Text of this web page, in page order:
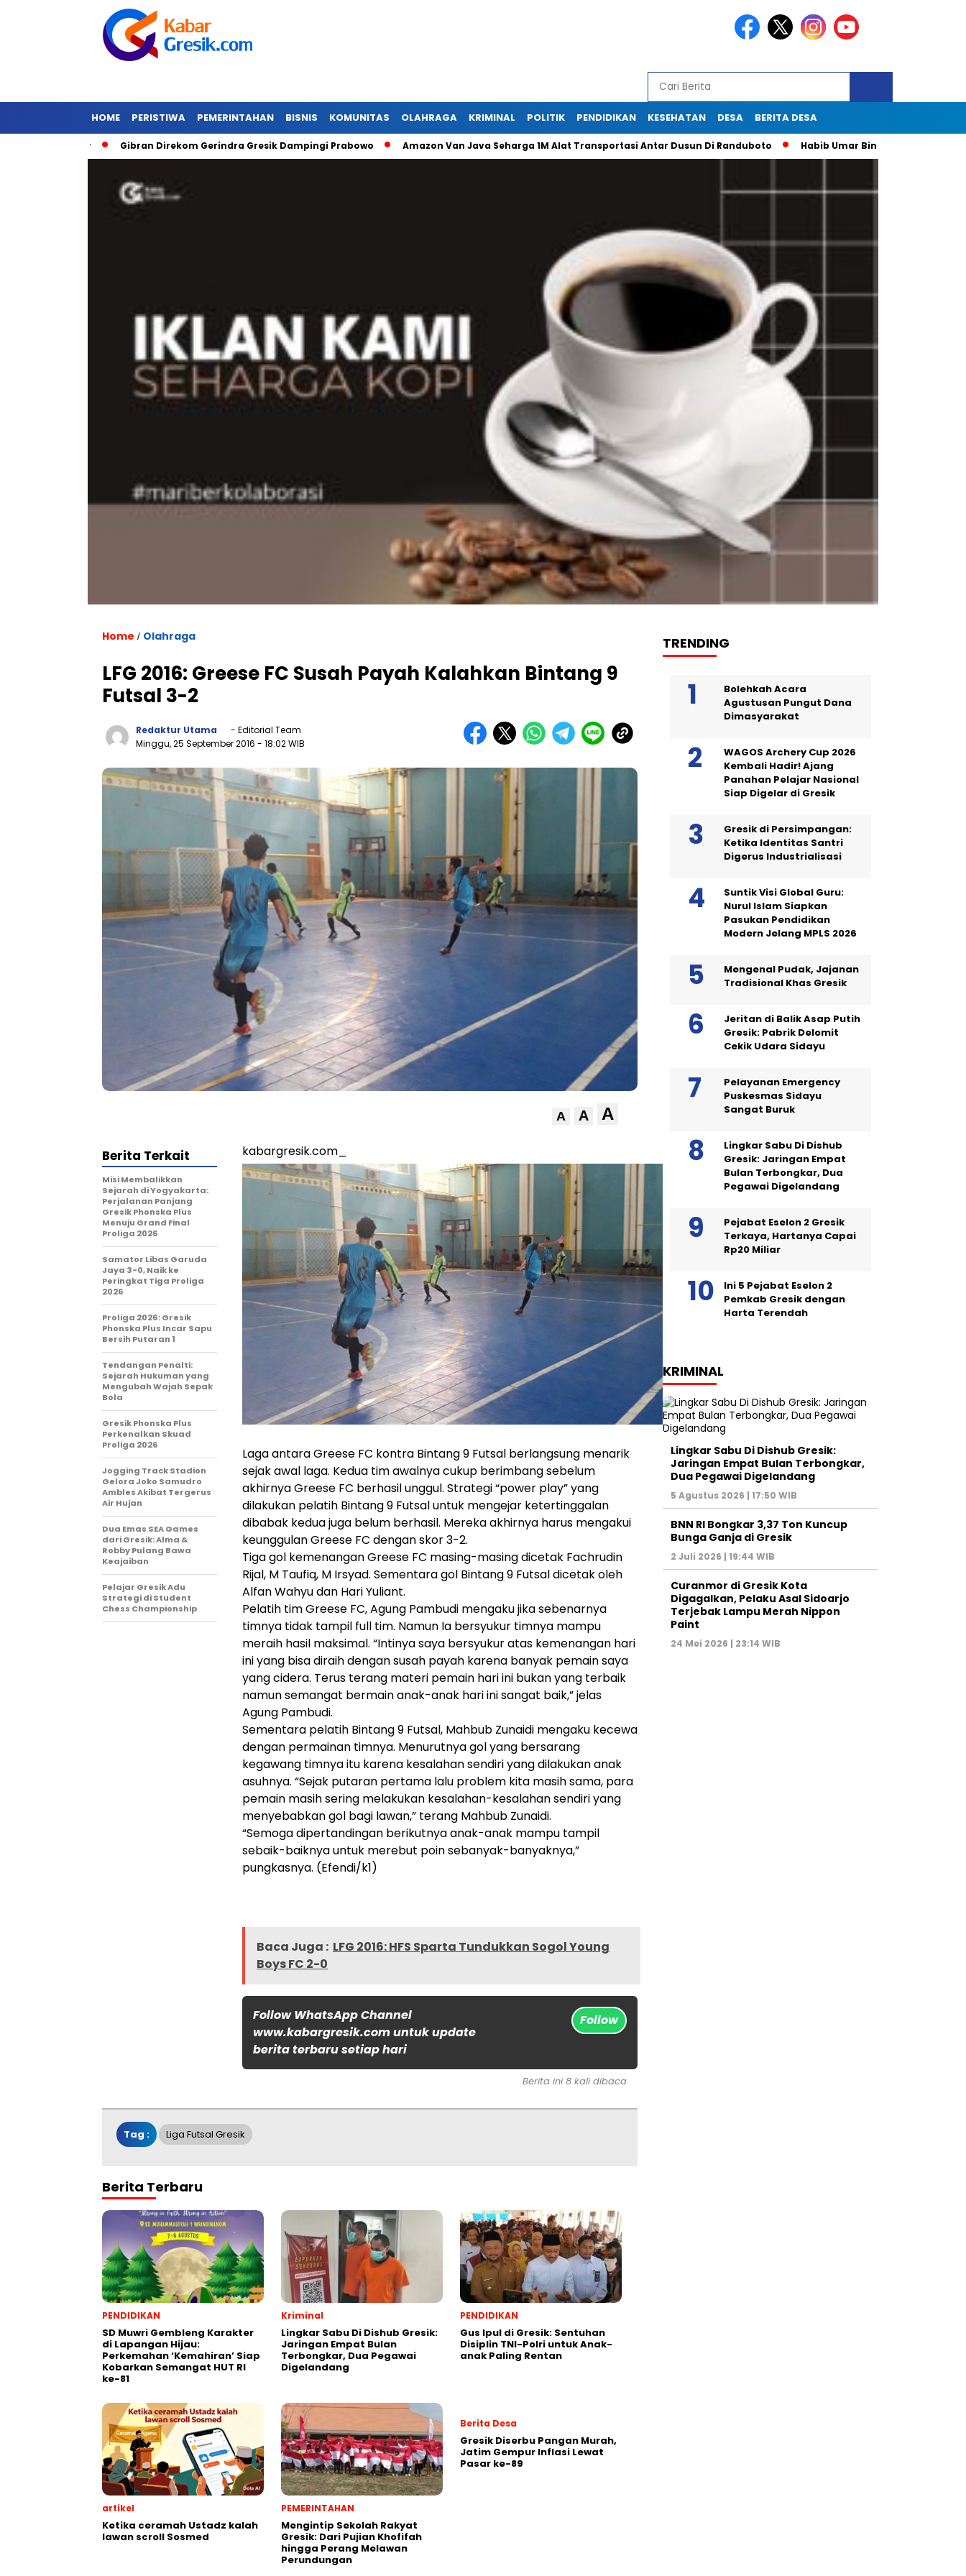
HOME PERISTIWA PEMERINTAHAN BISNIS KOMUNITAS OLAHRAGA KRIMINAL POLITIK PENDIDIKAN KESEHATAN DESA BERITA DESA
Gibran Direkom Gerindra Gresik Dampingi Prabowo Amazon Van Java Seharga 1M Alat Transportasi Antar Dusun Di Randuboto Habib Umar Bin Hafidz Ingatkan Warga
Home / Olahraga
LFG 2016: Greese FC Susah Payah Kalahkan Bintang 9
Futsal 3-2
Redaktur Utama
- Editorial Team
Minggu, 25 September 2016 - 18:02 WIB
A A A
kabargresik.com_
Laga antara Greese FC kontra Bintang 9 Futsal berlangsung menarik
sejak awal laga. Kedua tim awalnya cukup berimbang sebelum
akhirnya Greese FC berhasil unggul. Strategi “power play” yang
dilakukan pelatih Bintang 9 Futsal untuk mengejar ketertinggalan
dibabak kedua juga belum berhasil. Mereka akhirnya harus mengakui
keunggulan Greese FC dengan skor 3-2.
Tiga gol kemenangan Greese FC masing-masing dicetak Fachrudin
Rijal, M Taufiq, M Irsyad. Sementara gol Bintang 9 Futsal dicetak oleh
Alfan Wahyu dan Hari Yuliant.
Pelatih tim Greese FC, Agung Pambudi mengaku jika sebenarnya
timnya tidak tampil full tim. Namun Ia bersyukur timnya mampu
meraih hasil maksimal. “Intinya saya bersyukur atas kemenangan hari
ini yang bisa diraih dengan susah payah karena banyak pemain saya
yang cidera. Terus terang materi pemain hari ini bukan yang terbaik
namun semangat bermain anak-anak hari ini sangat baik,” jelas
Agung Pambudi.
Sementara pelatih Bintang 9 Futsal, Mahbub Zunaidi mengaku kecewa
dengan permainan timnya. Menurutnya gol yang bersarang
kegawang timnya itu karena kesalahan sendiri yang dilakukan anak
asuhnya. “Sejak putaran pertama lalu problem kita masih sama, para
pemain masih sering melakukan kesalahan-kesalahan sendiri yang
menyebabkan gol bagi lawan,” terang Mahbub Zunaidi.
“Semoga dipertandingan berikutnya anak-anak mampu tampil
sebaik-baiknya untuk merebut poin sebanyak-banyaknya,”
pungkasnya. (Efendi/k1)
Baca Juga : LFG 2016: HFS Sparta Tundukkan Sogol Young
Boys FC 2-0
Follow WhatsApp Channel
www.kabargresik.com untuk update
berita terbaru setiap hari
Follow
Berita Terkait
Misi Membalikkan
Sejarah di Yogyakarta:
Perjalanan Panjang
Gresik Phonska Plus
Menuju Grand Final
Proliga 2026
Samator Libas Garuda
Jaya 3-0, Naik ke
Peringkat Tiga Proliga
2026
Proliga 2026: Gresik
Phonska Plus Incar Sapu
Bersih Putaran 1
Tendangan Penalti:
Sejarah Hukuman yang
Mengubah Wajah Sepak
Bola
Gresik Phonska Plus
Perkenalkan Skuad
Proliga 2026
Jogging Track Stadion
Gelora Joko Samudro
Ambles Akibat Tergerus
Air Hujan
Dua Emas SEA Games
dari Gresik: Alma &
Robby Pulang Bawa
Keajaiban
Pelajar Gresik Adu
Strategi di Student
Chess Championship
Berita ini 8 kali dibaca
Tag : Liga Futsal Gresik
Berita Terbaru
PENDIDIKAN
SD Muwri Gembleng Karakter
di Lapangan Hijau:
Perkemahan ‘Kemahiran’ Siap
Kobarkan Semangat HUT RI
ke-81
Kriminal
Lingkar Sabu Di Dishub Gresik:
Jaringan Empat Bulan
Terbongkar, Dua Pegawai
Digelandang
PENDIDIKAN
Gus Ipul di Gresik: Sentuhan
Disiplin TNI-Polri untuk Anak-
anak Paling Rentan
artikel
Ketika ceramah Ustadz kalah
lawan scroll Sosmed
PEMERINTAHAN
Mengintip Sekolah Rakyat
Gresik: Dari Pujian Khofifah
hingga Perang Melawan
Perundungan
Berita Desa
Gresik Diserbu Pangan Murah,
Jatim Gempur Inflasi Lewat
Pasar ke-89
TRENDING
Bolehkah Acara
Agustusan Pungut Dana
Dimasyarakat
WAGOS Archery Cup 2026
Kembali Hadir! Ajang
Panahan Pelajar Nasional
Siap Digelar di Gresik
Gresik di Persimpangan:
Ketika Identitas Santri
Digerus Industrialisasi
Suntik Visi Global Guru:
Nurul Islam Siapkan
Pasukan Pendidikan
Modern Jelang MPLS 2026
Mengenal Pudak, Jajanan
Tradisional Khas Gresik
Jeritan di Balik Asap Putih
Gresik: Pabrik Delomit
Cekik Udara Sidayu
Pelayanan Emergency
Puskesmas Sidayu
Sangat Buruk
Lingkar Sabu Di Dishub
Gresik: Jaringan Empat
Bulan Terbongkar, Dua
Pegawai Digelandang
Pejabat Eselon 2 Gresik
Terkaya, Hartanya Capai
Rp20 Miliar
Ini 5 Pejabat Eselon 2
Pemkab Gresik dengan
Harta Terendah
KRIMINAL
Lingkar Sabu Di Dishub Gresik:
Jaringan Empat Bulan Terbongkar,
Dua Pegawai Digelandang
5 Agustus 2026 | 17:50 WIB
BNN RI Bongkar 3,37 Ton Kuncup
Bunga Ganja di Gresik
2 Juli 2026 | 19:44 WIB
Curanmor di Gresik Kota
Digagalkan, Pelaku Asal Sidoarjo
Terjebak Lampu Merah Nippon
Paint
24 Mei 2026 | 23:14 WIB